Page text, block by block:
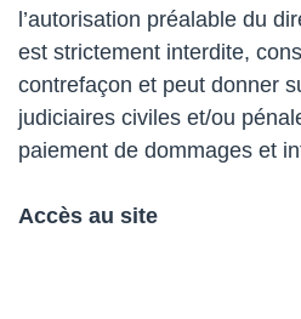
l’autorisation préalable du
est strictement interdite,
contrefaçon et peut donner
judiciaires civiles et/ou
paiement de dommages et
Accès au site